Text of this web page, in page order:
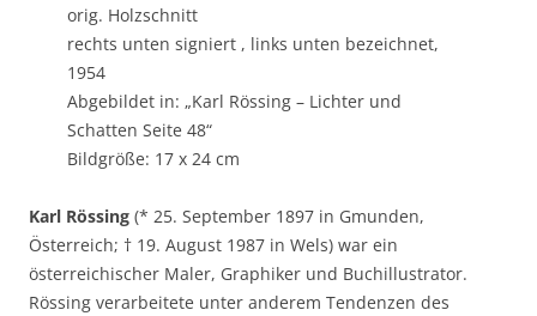
orig. Holzschnitt
rechts unten signiert , links unten bezeichnet,
1954
Abgebildet in: „Karl Rössing – Lichter und
Schatten Seite 48“
Bildgröße: 17 x 24 cm
Karl Rössing (* 25. September 1897 in Gmunden,
Österreich; † 19. August 1987 in Wels) war ein
österreichischer Maler, Graphiker und Buchillustrator.
Rössing verarbeitete unter anderem Tendenzen des